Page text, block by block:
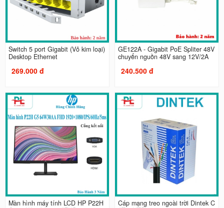
Switch 5 port Gigabit (Vỏ kim loại)
Desktop Ethernet
269.000 đ
GE122A - Gigabit PoE Spliter 48V
chuyển nguồn 48V sang 12V/2A
240.500 đ
Màn hình máy tính LCD HP P22H
Cáp mạng treo ngoài trời Dintek C